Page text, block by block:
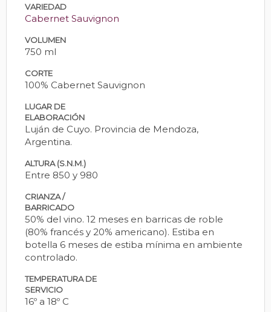
VARIEDAD
Cabernet Sauvignon
VOLUMEN
750 ml
CORTE
100% Cabernet Sauvignon
LUGAR DE
ELABORACIÓN
Luján de Cuyo. Provincia de Mendoza,
Argentina.
ALTURA (S.N.M.)
Entre 850 y 980
CRIANZA /
BARRICADO
50% del vino. 12 meses en barricas de roble
(80% francés y 20% americano). Estiba en
botella 6 meses de estiba mínima en ambiente
controlado.
TEMPERATURA DE
SERVICIO
16º a 18º C